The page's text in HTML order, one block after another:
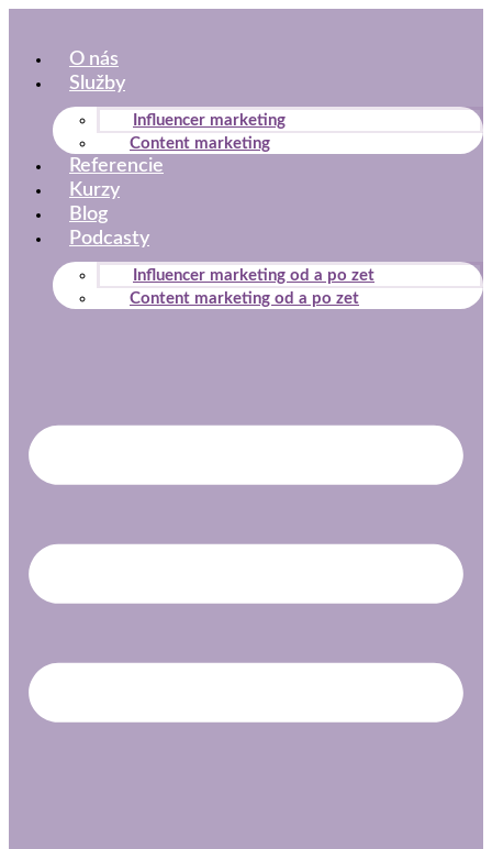
obsah
O nás
Služby
Influencer marketing
Content marketing
Referencie
Kurzy
Blog
Podcasty
Influencer marketing od a po zet
Content marketing od a po zet